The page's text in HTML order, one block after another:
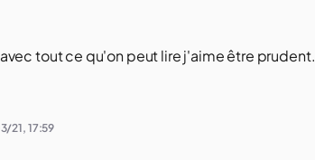
tout ce qu'on peut lire j'aime être prudent.
21, 17:59